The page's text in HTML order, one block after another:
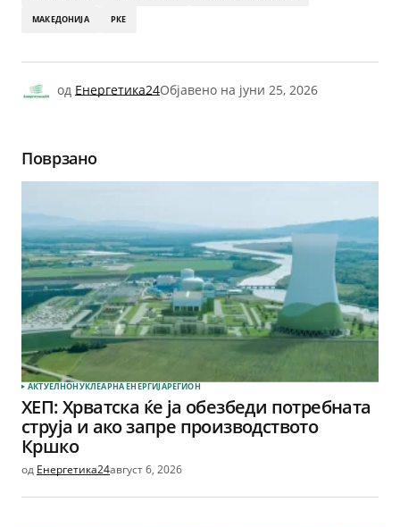
МАКЕДОНИЈА РКЕ
од Енергетика24Објавено на јуни 25, 2026
Поврзано
АКТУЕЛНОНУКЛЕАРНА ЕНЕРГИЈАРЕГИОН
ХЕП: Хрватска ќе ја обезбеди потребната
струја и ако запре производството
Кршко
од Енергетика24август 6, 2026